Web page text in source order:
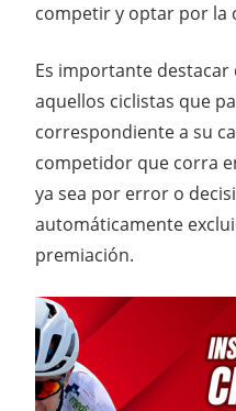
competir y optar por la
Es importante
aquellos ciclistas que
correspondiente a su
competidor que corra
ya sea por error o
automáticamente
premiación.